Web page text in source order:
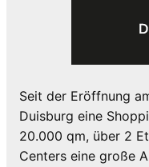
Seit der Eröffnung
Duisburg eine
20.000 qm, über 2
Centers eine große